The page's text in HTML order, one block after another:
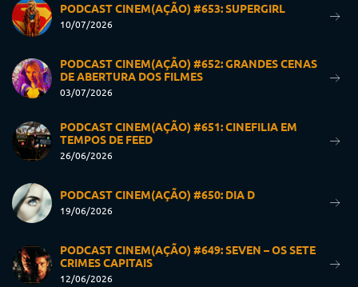
PODCAST CINEM(AÇÃO) #653: SUPERGIRL
10/07/2026
PODCAST CINEM(AÇÃO) #652: GRANDES CENAS
DE ABERTURA DOS FILMES
03/07/2026
PODCAST CINEM(AÇÃO) #651: CINEFILIA EM
TEMPOS DE FEED
26/06/2026
PODCAST CINEM(AÇÃO) #650: DIA D
19/06/2026
PODCAST CINEM(AÇÃO) #649: SEVEN – OS SETE
CRIMES CAPITAIS
12/06/2026